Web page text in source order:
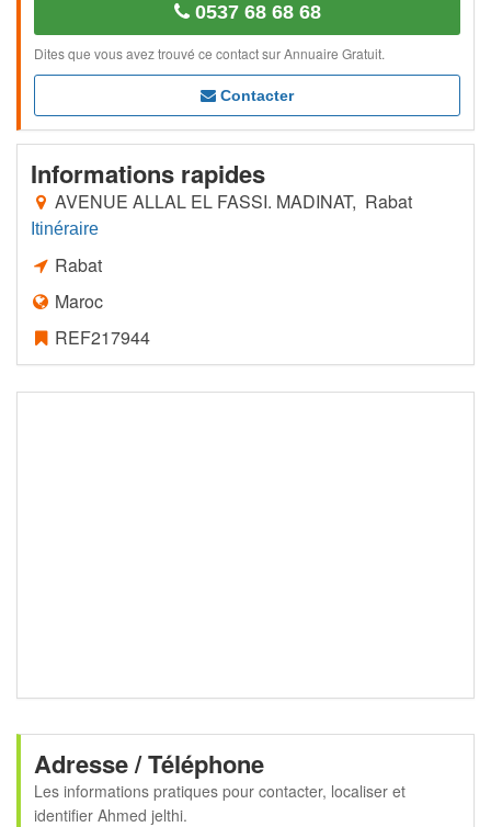
0537 68 68 68
Dites que vous avez trouvé ce contact sur Annuaire Gratuit.
Contacter
Informations rapides
AVENUE ALLAL EL FASSI. MADINAT, Rabat
Itinéraire
Rabat
Maroc
REF217944
Adresse / Téléphone
Les informations pratiques pour contacter, localiser et
identifier Ahmed jelthi.